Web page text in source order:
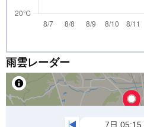
雨雲レーダー